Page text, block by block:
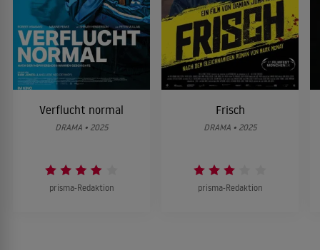
Verflucht normal
DRAMA • 2025
prisma-Redaktion
Frisch
DRAMA • 2025
prisma-Redaktion